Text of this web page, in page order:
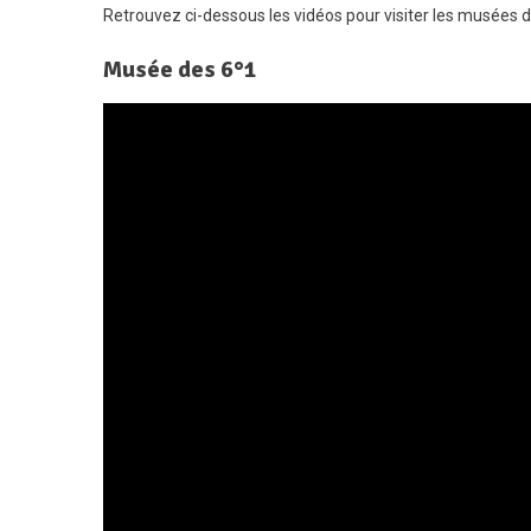
!
Retrouvez ci-dessous les vidéos pour visiter les musées
Musée des 6°1